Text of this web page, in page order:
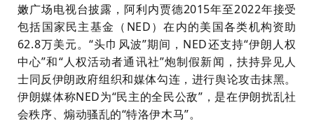
嫩广场电视台披露，阿利内贾德2015年至2022年接受
包括国家民主基金（NED）在内的美国各类机构资助
62.8万美元。“头巾风波”期间，NED还支持“伊朗人权
中心”和“人权活动者通讯社”炮制假新闻，扶持异见人
士同反伊朗政府组织和媒体勾连，进行舆论攻击抹黑。
伊朗媒体称NED为“民主的全民公敌”，是在伊朗扰乱社
会秩序、煽动骚乱的“特洛伊木马”。